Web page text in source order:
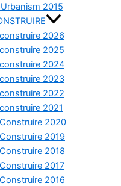
2015
2026
2025
2024
2023
2022
2021
2020
2019
2018
2017
2016